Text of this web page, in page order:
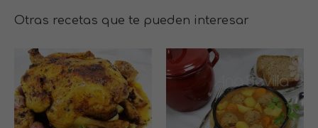
Otras recetas que te pueden interesar